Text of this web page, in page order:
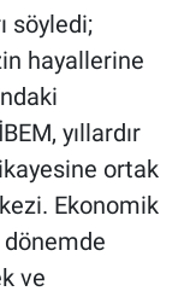
söyledi;
hayallerine
yıllardır
ortak
Ekonomik
dönemde
ve